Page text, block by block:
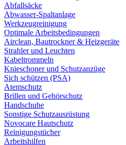
Abfallsäcke
Abwasser-Spaltanlage
Werkzeugreinigung
Optimale Arbeitsbedingungen
Airclean, Bautrockner & Heizgeräte
Strahler und Leuchten
Kabeltrommeln
Knieschoner und Schutzanzüge
Sich schützen (PSA)
Atemschutz
Brillen und Gehörschutz
Handschuhe
Sonstige Schutzausrüstung
Novocare Hautschutz
Reinigungstücher
Arbeitshilfen